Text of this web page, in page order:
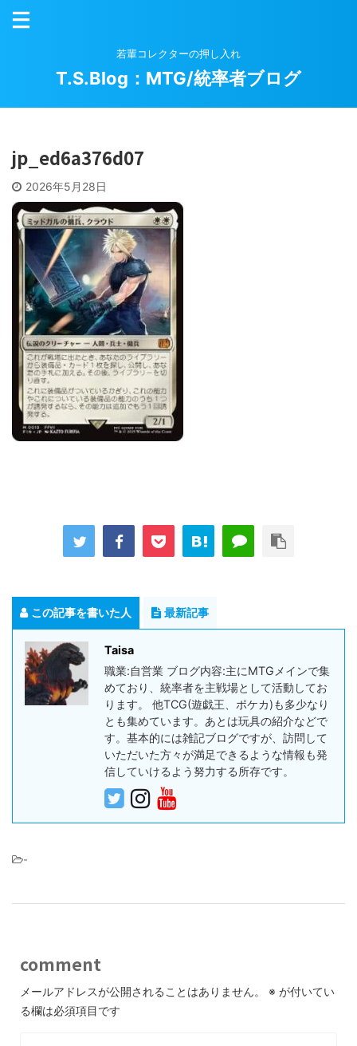
若輩コレクターの押し入れ
T.S.Blog：MTG/統率者ブログ
jp_ed6a376d07
2026年5月28日
この記事を書いた人 最新記事
Taisa
職業:自営業 ブログ内容:主にMTGメインで集
めており、統率者を主戦場として活動してお
ります。 他TCG(遊戯王、ポケカ)も多少なり
とも集めています。あとは玩具の紹介などで
す。基本的には雑記ブログですが、訪問して
いただいた方々が満足できるような情報も発
信していけるよう努力する所存です。
-
comment
メールアドレスが公開されることはありません。 ※ が付いてい
る欄は必須項目です